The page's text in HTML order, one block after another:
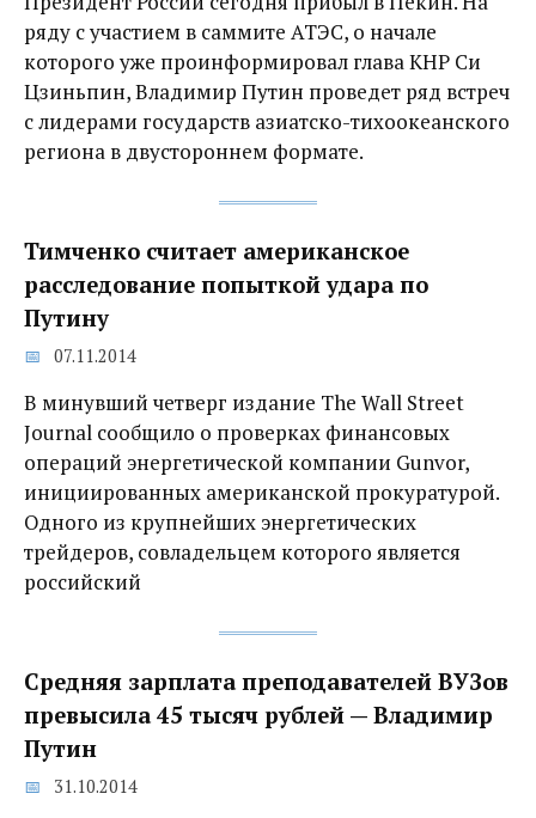
ряду с участием в саммите АТЭС, о начале
которого уже проинформировал глава КНР Си
Цзиньпин, Владимир Путин проведет ряд встреч
с лидерами государств азиатско-тихоокеанского
региона в двустороннем формате.
Тимченко считает американское
расследование попыткой удара по
Путину
07.11.2014
В минувший четверг издание The Wall Street
Journal сообщило о проверках финансовых
операций энергетической компании Gunvor,
инициированных американской прокуратурой.
Одного из крупнейших энергетических
трейдеров, совладельцем которого является
российский
Средняя зарплата преподавателей ВУЗов
превысила 45 тысяч рублей — Владимир
Путин
31.10.2014